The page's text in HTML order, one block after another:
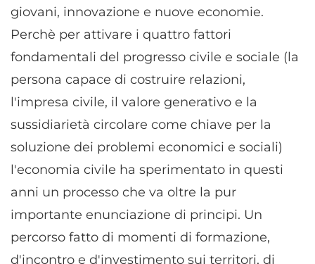
privacy.
giovani, innovazione e nuove economie.
Perchè per attivare i quattro fattori
fondamentali del progresso civile e sociale (la
persona capace di costruire relazioni,
l'impresa civile, il valore generativo e la
sussidiarietà circolare come chiave per la
soluzione dei problemi economici e sociali)
l'economia civile ha sperimentato in questi
anni un processo che va oltre la pur
importante enunciazione di principi. Un
percorso fatto di momenti di formazione,
d'incontro e d'investimento sui territori, di